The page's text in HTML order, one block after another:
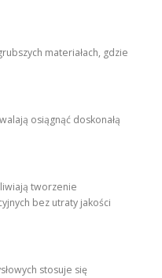
materiałach, gdzie
osiągnąć doskonałą
tworzenie
bez utraty jakości
stosuje się